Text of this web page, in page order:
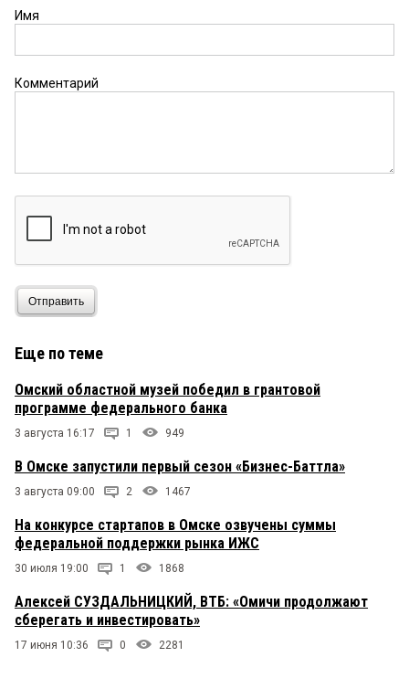
Имя
Комментарий
Отправить
Еще по теме
Омский областной музей победил в грантовой
программе федерального банка
3 августа 16:17 1 949
В Омске запустили первый сезон «Бизнес-Баттла»
3 августа 09:00 2 1467
На конкурсе стартапов в Омске озвучены суммы
федеральной поддержки рынка ИЖС
30 июля 19:00 1 1868
Алексей СУЗДАЛЬНИЦКИЙ, ВТБ: «Омичи продолжают
сберегать и инвестировать»
17 июня 10:36 0 2281